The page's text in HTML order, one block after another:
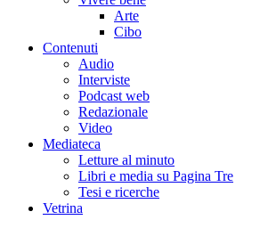
Arte
Cibo
Contenuti
Audio
Interviste
Podcast web
Redazionale
Video
Mediateca
Letture al minuto
Libri e media su Pagina Tre
Tesi e ricerche
Vetrina